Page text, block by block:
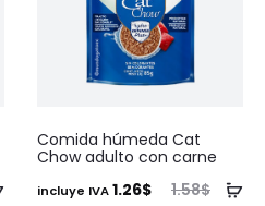
Comida húmeda Cat
Chow adulto con carne
1.58$
El
1.26$
El
incluye IVA